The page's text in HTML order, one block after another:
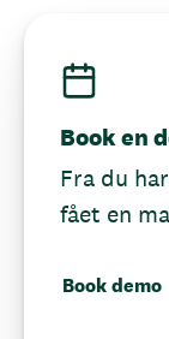
Book en
Fra du
fået en
Book demo